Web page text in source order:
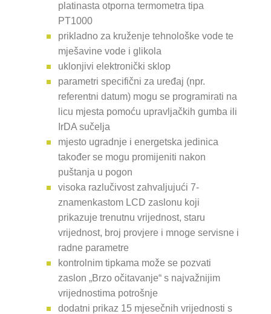
platinasta otporna termometra tipa
PT1000
prikladno za kruženje tehnološke vode te
mješavine vode i glikola
uklonjivi elektronički sklop
parametri specifični za uređaj (npr.
referentni datum) mogu se programirati na
licu mjesta pomoću upravljačkih gumba ili
IrDA sučelja
mjesto ugradnje i energetska jedinica
također se mogu promijeniti nakon
puštanja u pogon
visoka razlučivost zahvaljujući 7-
znamenkastom LCD zaslonu koji
prikazuje trenutnu vrijednost, staru
vrijednost, broj provjere i mnoge servisne i
radne parametre
kontrolnim tipkama može se pozvati
zaslon „Brzo očitavanje“ s najvažnijim
vrijednostima potrošnje
dodatni prikaz 15 mjesečnih vrijednosti s